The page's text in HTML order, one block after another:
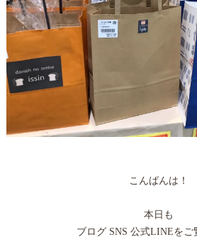
こんばんは！
本日も
ブログ SNS 公式LINEをご